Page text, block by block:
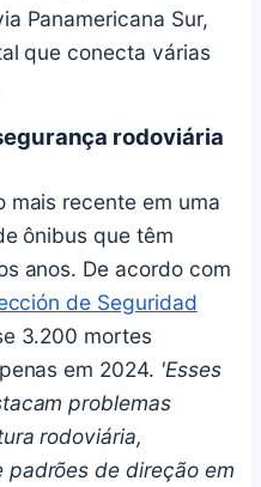
Panamericana Sur,
que conecta várias
rodoviária
mais recente em uma
ônibus que têm
anos. De acordo com
de Seguridad
3.200 mortes
em 2024. 'Esses
problemas
rodoviária,
de direção em